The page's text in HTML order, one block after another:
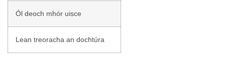
Ól deoch mhór uisce
Lean treoracha an dochtúra